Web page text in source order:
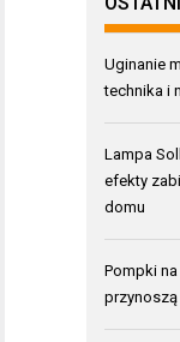
Uginanie
technika i
Lampa
efekty
domu
Pompki